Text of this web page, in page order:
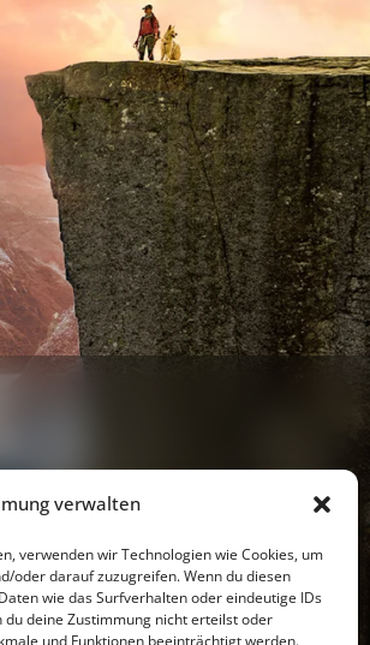
verwalten
verwenden wir Technologien wie Cookies, um
oder darauf zuzugreifen. Wenn du diesen
wie das Surfverhalten oder eindeutige IDs
deine Zustimmung nicht erteilst oder
und Funktionen beeinträchtigt werden.